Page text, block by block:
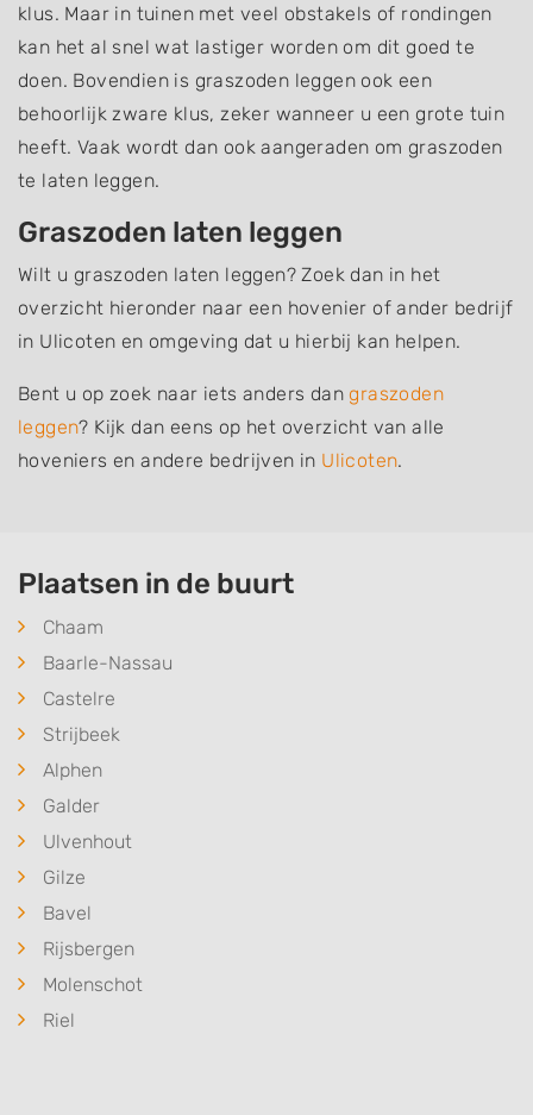
klus. Maar in tuinen met veel obstakels of rondingen
kan het al snel wat lastiger worden om dit goed te
doen. Bovendien is graszoden leggen ook een
behoorlijk zware klus, zeker wanneer u een grote tuin
heeft. Vaak wordt dan ook aangeraden om graszoden
te laten leggen.
Graszoden laten leggen
Wilt u graszoden laten leggen? Zoek dan in het
overzicht hieronder naar een hovenier of ander bedrijf
in Ulicoten en omgeving dat u hierbij kan helpen.
Bent u op zoek naar iets anders dangraszoden
leggen? Kijk dan eens op het overzicht van alle
hoveniers en andere bedrijven in Ulicoten.
Plaatsen in de buurt
Chaam
Baarle-Nassau
Castelre
Strijbeek
Alphen
Galder
Ulvenhout
Gilze
Bavel
Rijsbergen
Molenschot
Riel